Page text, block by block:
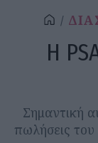
Η
Σημαντική
πωλήσεις του